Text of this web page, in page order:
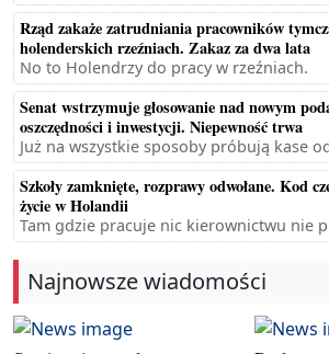
Rząd zakaże zatrudniania pracowników
holenderskich rzeźniach. Zakaz za dwa lata
No to Holendrzy do pracy w rzeźniach.
Senat wstrzymuje głosowanie nad nowym
oszczędności i inwestycji. Niepewność trwa
Już na wszystkie sposoby próbują kase
Szkoły zamknięte, rozprawy odwołane. Kod
życie w Holandii
Tam gdzie pracuje nic kierownictwu nie
Najnowsze wiadomości